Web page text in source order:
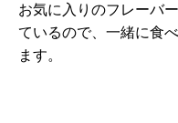
お気に入りのフレーバ
ているので、一緒に食
ます。